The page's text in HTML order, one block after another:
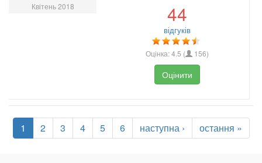
Квітень 2018 44
відгуків
Оцінка:4.5 ( 156)
Оцінити
1 2 3 4 5 6 наступна › остання »